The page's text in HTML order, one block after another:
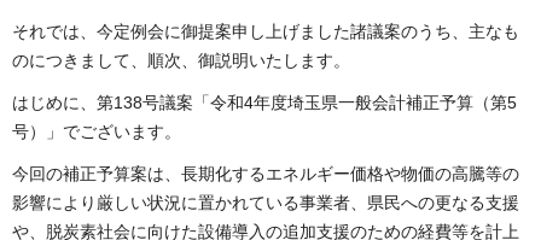
それでは、今定例会に御提案申し上げました諸議案のうち、主なも
のにつきまして、順次、御説明いたします。
はじめに、第138号議案「令和4年度埼玉県一般会計補正予算（第5
号）」でございます。
今回の補正予算案は、長期化するエネルギー価格や物価の高騰等の
影響により厳しい状況に置かれている事業者、県民への更なる支援
や、脱炭素社会に向けた設備導入の追加支援のための経費等を計上